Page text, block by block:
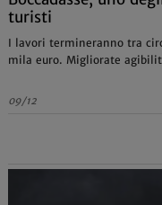
turisti
I lavori termineranno tra
mila euro. Migliorate
09/12